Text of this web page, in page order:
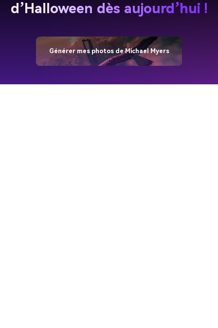
d’Halloween dès aujourd’hui !
Générer mes photos de Michael Myers